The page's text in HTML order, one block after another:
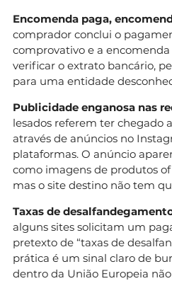
Encomenda paga,
comprador conclui o
comprovativo e a
verificar o extrato bancário,
para uma entidade
Publicidade enganosa nas
lesados referem ter chegado
através de anúncios no
plataformas. O anúncio
como imagens de produtos
mas o site destino não tem
Taxas de
alguns sites solicitam um
pretexto de “taxas de
prática é um sinal claro de
dentro da União Europeia